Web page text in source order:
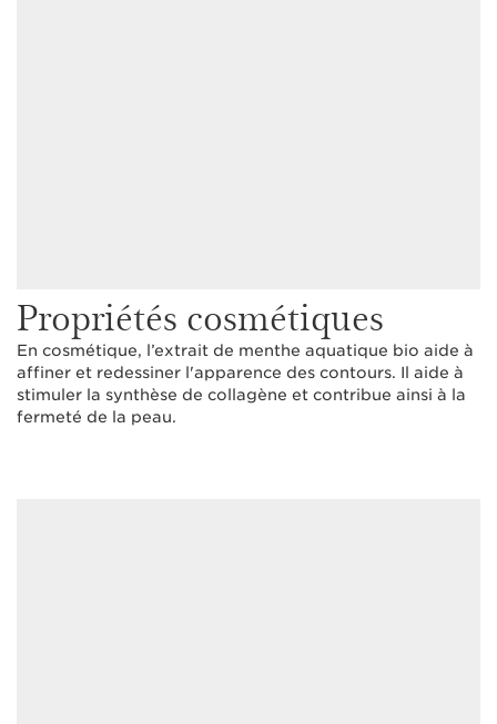
Propriétés cosmétiques
En cosmétique, l’extrait de menthe aquatique bio aide à
affiner et redessiner l'apparence des contours. Il aide à
stimuler la synthèse de collagène et contribue ainsi à la
fermeté de la peau.